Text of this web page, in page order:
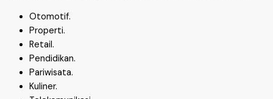
Otomotif.
Properti.
Retail.
Pendidikan.
Pariwisata.
Kuliner.